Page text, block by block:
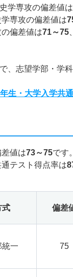
学専攻の偏差値は
学専攻の偏差値は
の偏差値は71～75
、志望学部・学
生・大学入学共
値は73～75です。
テスト得点率は
式 偏差
統一 75